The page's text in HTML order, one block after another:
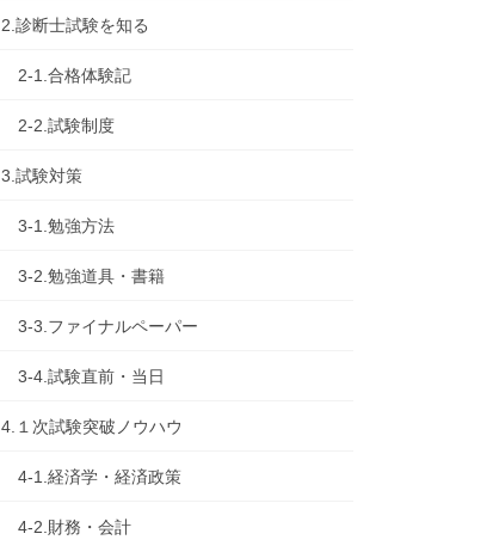
2.診断士試験を知る
2-1.合格体験記
2-2.試験制度
3.試験対策
3-1.勉強方法
3-2.勉強道具・書籍
3-3.ファイナルペーパー
3-4.試験直前・当日
4.１次試験突破ノウハウ
4-1.経済学・経済政策
4-2.財務・会計